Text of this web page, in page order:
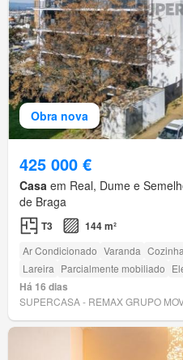
Obra nova
425 000 €
Casa em Real, Dume e
de Braga
T3 144 m²
Ar Condicionado Varanda
Lareira Parcialmente mobiliado
Há 16 dias
SUPERCASA - REMAX GRUPO